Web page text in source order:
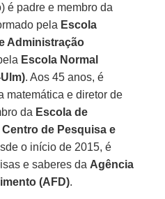
é padre e membro da
pela Escola
Administração
Escola Normal
. Aos 45 anos, é
matemática e diretor de
da Escola de
Centro de Pesquisa e
o início de 2015, é
e saberes da Agência
(AFD).